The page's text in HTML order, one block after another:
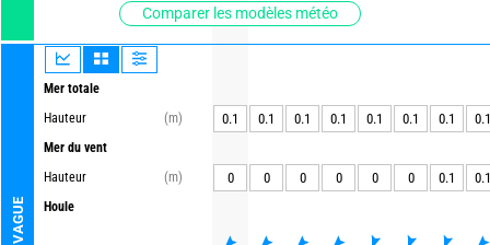
Comparer les modèles météo
VAGUE
Mer totale
Hauteur
(m)
Mer du vent
Hauteur
(m)
Houle
0.1 0.1 0.1 0.1 0.1 0.1 0.1 0.1
0 0 0 0 0 0 0.1 0.1